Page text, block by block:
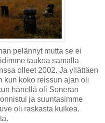
pelännyt mutta se ei
taukoa samalla
olleet 2002. Ja yllättäen
kun koko reissun ajan oli
hänellä oli Soneran
ja suuntasimme
oli raskasta kulkea.